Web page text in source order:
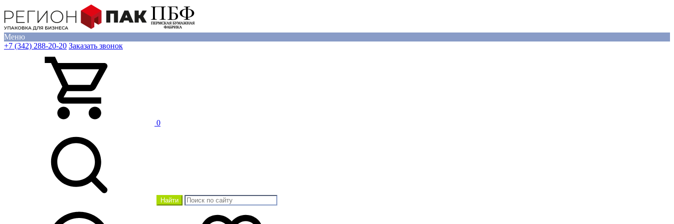
Меню
+7 (342) 288-20-20 Заказать звонок
0
Найти